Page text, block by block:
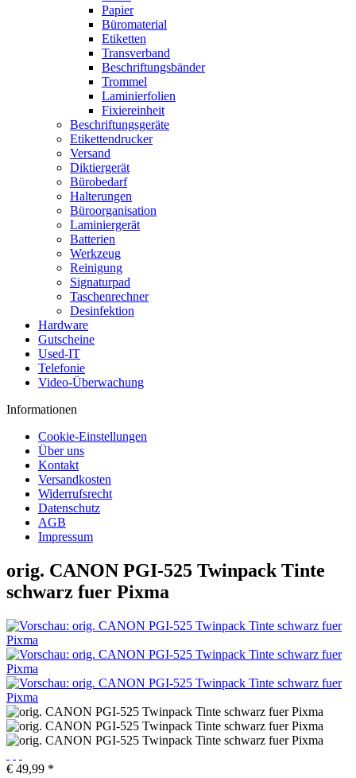
Papier
Büromaterial
Etiketten
Transverband
Beschriftungsbänder
Trommel
Laminierfolien
Fixiereinheit
Beschriftungsgeräte
Etikettendrucker
Versand
Diktiergerät
Bürobedarf
Halterungen
Büroorganisation
Laminiergerät
Batterien
Werkzeug
Reinigung
Signaturpad
Taschenrechner
Desinfektion
Hardware
Gutscheine
Used-IT
Telefonie
Video-Überwachung
Informationen
Cookie-Einstellungen
Über uns
Kontakt
Versandkosten
Widerrufsrecht
Datenschutz
AGB
Impressum
orig. CANON PGI-525 Twinpack Tinte
schwarz fuer Pixma
€ 49,99 *